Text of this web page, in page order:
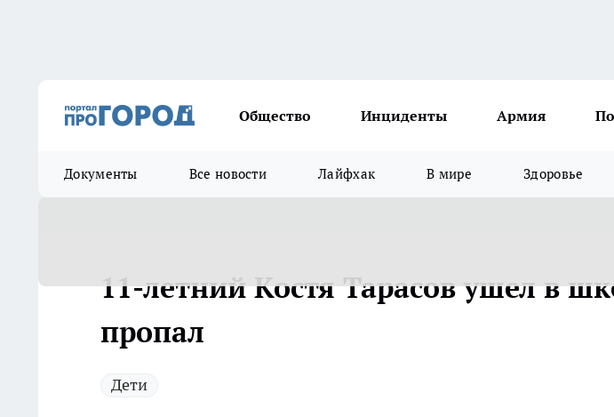
Общество Инциденты Армия
Документы Все новости Лайфхак В мире Здоровье
11-летний Костя Тарасов ушел в
пропал
Дети